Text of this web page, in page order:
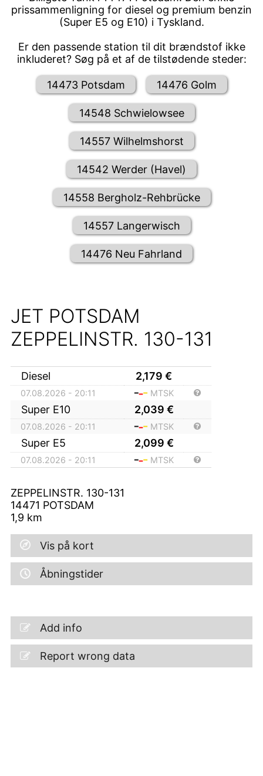
prissammenligning for diesel og premium benzin
(Super E5 og E10) i Tyskland.
Er den passende station til dit brændstof ikke
inkluderet? Søg på et af de tilstødende steder:
14473 Potsdam 14476 Golm
14548 Schwielowsee
14557 Wilhelmshorst
14542 Werder (Havel)
14558 Bergholz-Rehbrücke
14557 Langerwisch
14476 Neu Fahrland
JET POTSDAM
ZEPPELINSTR. 130-131
Diesel 2,179 €
07.08.2026 - 20:11 MTSK
Super E10 2,039 €
07.08.2026 - 20:11 MTSK
Super E5 2,099 €
07.08.2026 - 20:11 MTSK
ZEPPELINSTR. 130-131
14471 POTSDAM
1,9 km
Vis på kort
Åbningstider
Add info
Report wrong data